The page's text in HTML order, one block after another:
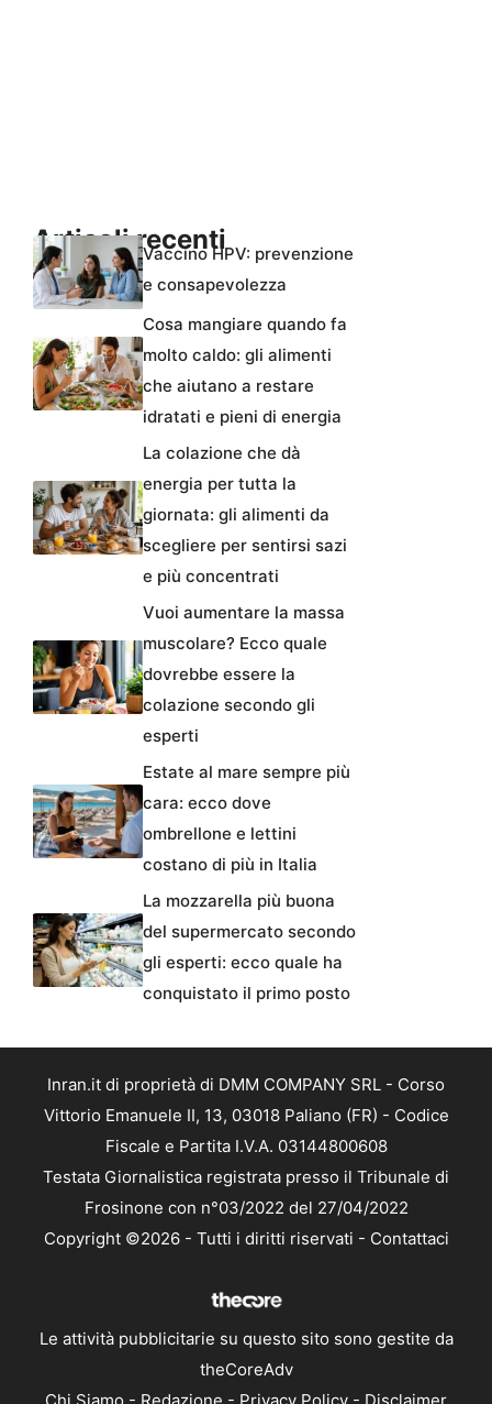
Articoli recentiVaccino HPV: prevenzione
e consapevolezza
Cosa mangiare quando fa
molto caldo: gli alimenti
che aiutano a restare
idratati e pieni di energia
La colazione che dà
energia per tutta la
giornata: gli alimenti da
scegliere per sentirsi sazi
e più concentrati
Vuoi aumentare la massa
muscolare? Ecco quale
dovrebbe essere la
colazione secondo gli
esperti
Estate al mare sempre più
cara: ecco dove
ombrellone e lettini
costano di più in Italia
La mozzarella più buona
del supermercato secondo
gli esperti: ecco quale ha
conquistato il primo posto
Inran.it di proprietà di DMM COMPANY SRL - Corso
Vittorio Emanuele II, 13, 03018 Paliano (FR) - Codice
Fiscale e Partita I.V.A. 03144800608
Testata Giornalistica registrata presso il Tribunale di
Frosinone con n°03/2022 del 27/04/2022
Copyright ©2026 - Tutti i diritti riservati - Contattaci
Le attività pubblicitarie su questo sito sono gestite da
theCoreAdv